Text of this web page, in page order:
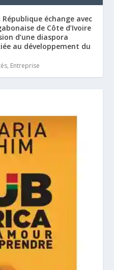
échange avec
de Côte d’Ivoire
d’une diaspora
au développement du
, Entreprise